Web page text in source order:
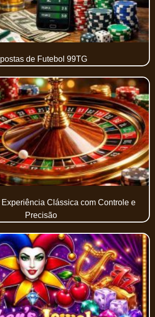
de Futebol 99TG
Clássica com Controle e
Precisão